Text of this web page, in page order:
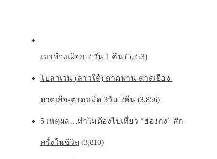
เขาช้างเผือก 2 วัน 1 คืน (5,253)
โบลาเวน (ลาวใต้) ตาดฟาน-ตาดเยือง-
ตาดเสือ-ตาดขมึด 3วัน 2คืน (3,856)
5 เหตุผล…ทำไมต้องไปเที่ยว “ฮ่องกง” สัก
ครั้งในชีวิต (3,810)